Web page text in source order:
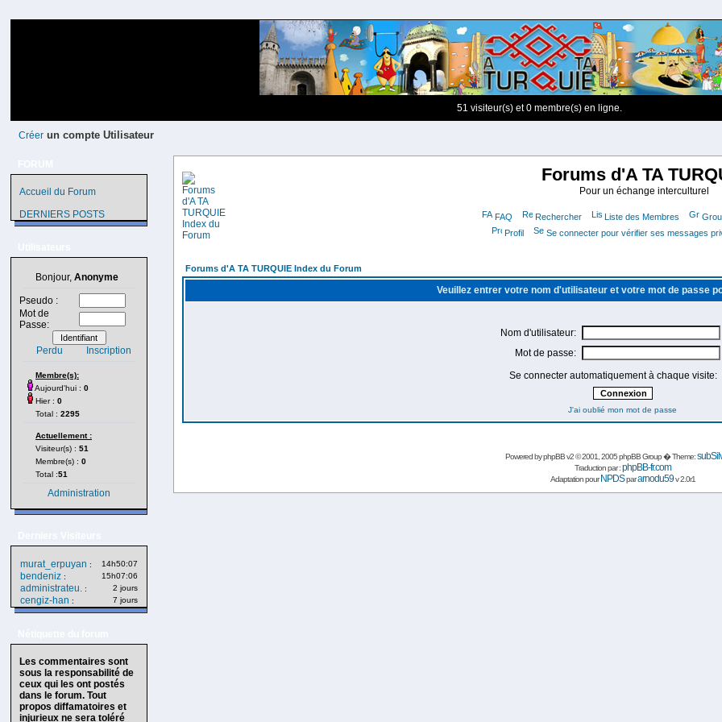
51 visiteur(s) et 0 membre(s) en ligne.
Créer un compte Utilisateur
Accueil du Forum
DERNIERS POSTS
Bonjour, Anonyme
Pseudo :
Mot de
Passe:
Perdu Inscription
Membre(s):
Aujourd'hui : 0
Hier : 0
Total : 2295
Actuellement :
Visiteur(s) : 51
Membre(s) : 0
Total :51
Administration
murat_erpuyan : 14h50:07
bendeniz : 15h07:06
administrateu. : 2 jours
cengiz-han : 7 jours
Les commentaires sont
sous la responsabilité de
ceux qui les ont postés
dans le forum. Tout
propos diffamatoires et
injurieux ne sera toléré
Forums d'A TA
Pour un échange interculturel
FAQ Rechercher Liste des Membres
Profil
Se connecter pour vérifier ses messages
Forums d'A TA TURQUIE Index du Forum
Veuillez entrer votre nom d'utilisateur et votre mot de passe
Nom d'utilisateur:
Mot de passe:
Se connecter automatiquement à chaque visite:
J'ai oublié mon mot de passe
Powered byphpBBv2 © 2001, 2005 phpBB Group � Theme:
Traduction par :phpBB-fr.com
Adaptation pourNPDSpararnodu59v 2.0r1